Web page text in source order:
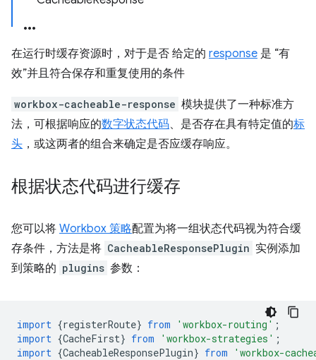
在运行时缓存资源时，对于是否 给定的 response 是 “有
效”并且符合保存和重复使用的条件
workbox-cacheable-response 模块提供了一种标准方
法，可根据响应的数字状态代码、是否存在具有特定值的标
头 ，或这两者的组合来确定是否应缓存响应。
根据状态代码进行缓存
您可以将 Workbox 策略配置为将一组状态代码视为符合缓
存条件，方法是将 CacheableResponsePlugin 实例添加
到策略的 plugins 参数：
import {registerRoute} from 'workbox-routing' ;
import {CacheFirst} from 'workbox-strategies' ;
import {CacheableResponsePlugin} from 'workbox-